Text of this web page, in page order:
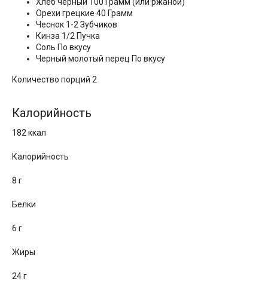
Орехи грецкие 40 Грамм
Чеснок 1-2 Зубчиков
Кинза 1/2 Пучка
Соль По вкусу
Черный молотый перец По вкусу
Количество порций 2
Калорийность
182 ккал
Калорийность
8 г
Белки
6 г
Жиры
24 г